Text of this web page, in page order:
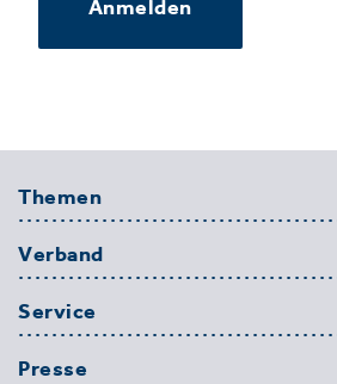
Anmelden
Themen
Verband
Service
Presse